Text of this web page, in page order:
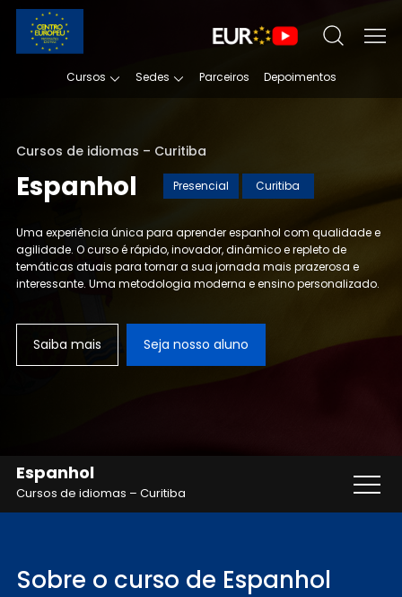
Cursos Sedes Parceiros Depoimentos
Cursos de idiomas – Curitiba
Espanhol Presencial Curitiba
Uma experiência única para aprender espanhol com qualidade e
agilidade. O curso é rápido, inovador, dinâmico e repleto de
temáticas atuais para tornar a sua jornada mais prazerosa e
interessante. Uma metodologia moderna e ensino personalizado.
Saiba mais Seja nosso aluno
Espanhol
Cursos de idiomas – Curitiba
Sobre o curso de Espanhol